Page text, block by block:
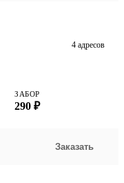
4 адресов
ЗАБОР
290 ₽
Заказать